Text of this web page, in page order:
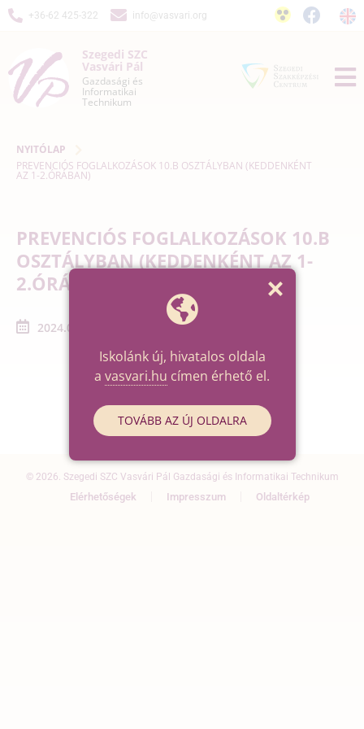
+36-62 425-322 info@vasvari.org
Szegedi SZC
Vasvári Pál
Gazdasági és
Informatikai
Technikum
NYITÓLAP
PREVENCIÓS FOGLALKOZÁSOK 10.B OSZTÁLYBAN (KEDDENKÉNT
AZ 1-2.ÓRÁBAN)
PREVENCIÓS FOGLALKOZÁSOK 10.B
OSZTÁLYBAN (KEDDENKÉNT AZ 1-
2.ÓRÁBAN)
2024.04.23. - 2024.05.14.
© 2026. Szegedi SZC Vasvári Pál Gazdasági és Informatikai Technikum
Elérhetőségek Impresszum Oldaltérkép
Iskolánk új, hivatalos oldala
a vasvari.hu címen érhető el.
TOVÁBB AZ ÚJ OLDALRA